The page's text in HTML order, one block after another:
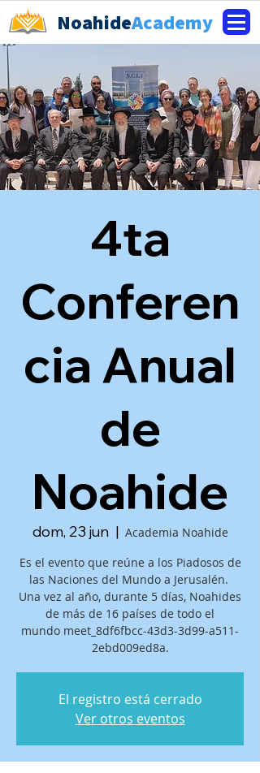
NoahideAcademy
4ta
Conferen
cia Anual
de
Noahide
dom, 23 jun
  |
Academia Noahide
Es el evento que reúne a los Piadosos de
las Naciones del Mundo a Jerusalén.
Una vez al año, durante 5 días, Noahides
de más de 16 países de todo el
mundo meet_8df6fbcc-43d3-3d99-a511-
2ebd009ed8a.
El registro está cerrado
Ver otros eventos